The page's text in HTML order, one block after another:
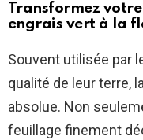
Transformez
engrais vert à la
Souvent utilisée par
qualité de leur terre,
absolue. Non
feuillage finement